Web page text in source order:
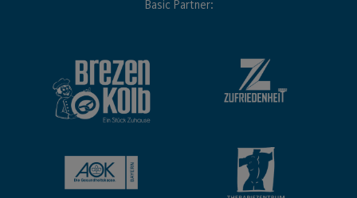
Basic Partner: